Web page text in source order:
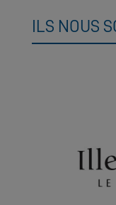
ILS NOUS